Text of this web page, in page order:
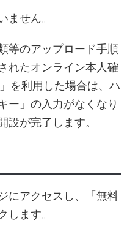
ません。
等のアップロード手順
れたオンライン本人確
を利用した場合は、ハ
ー」の入力がなくなり
設が完了します。
にアクセスし、「無料
します。